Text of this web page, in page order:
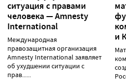
ситуация с правами
человека — Amnesty
International
Международная
правозащитная организация
Amnesty International заявляет
об ухудшении ситуации с
прав......
и